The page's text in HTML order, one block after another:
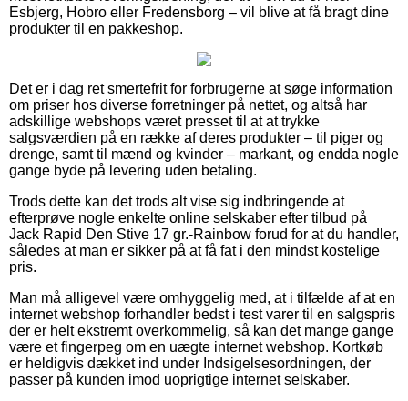
Esbjerg, Hobro eller Fredensborg – vil blive at få bragt dine
produkter til en pakkeshop.
Det er i dag ret smertefrit for forbrugerne at søge information
om priser hos diverse forretninger på nettet, og altså har
adskillige webshops været presset til at at trykke
salgsværdien på en række af deres produkter – til piger og
drenge, samt til mænd og kvinder – markant, og endda nogle
gange byde på levering uden betaling.
Trods dette kan det trods alt vise sig indbringende at
efterprøve nogle enkelte online selskaber efter tilbud på
Jack Rapid Den Stive 17 gr.-Rainbow forud for at du handler,
således at man er sikker på at få fat i den mindst kostelige
pris.
Man må alligevel være omhyggelig med, at i tilfælde af at en
internet webshop forhandler bedst i test varer til en salgspris
der er helt ekstremt overkommelig, så kan det mange gange
være et fingerpeg om en uægte internet webshop. Kortkøb
er heldigvis dækket ind under Indsigelsesordningen, der
passer på kunden imod uoprigtige internet selskaber.